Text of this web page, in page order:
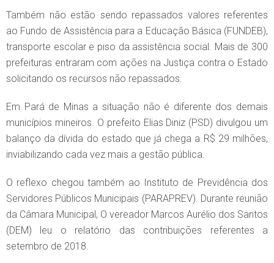
Também não estão sendo repassados valores referentes
ao Fundo de Assistência para a Educação Básica (FUNDEB),
transporte escolar e piso da assistência social. Mais de 300
prefeituras entraram com ações na Justiça contra o Estado
solicitando os recursos não repassados.
Em Pará de Minas a situação não é diferente dos demais
municípios mineiros. O prefeito Elias Diniz (PSD) divulgou um
balanço da dívida do estado que já chega a R$ 29 milhões,
inviabilizando cada vez mais a gestão pública.
O reflexo chegou também ao Instituto de Previdência dos
Servidores Públicos Municipais (PARAPREV). Durante reunião
da Câmara Municipal, O vereador Marcos Aurélio dos Santos
(DEM) leu o relatório das contribuições referentes a
setembro de 2018.